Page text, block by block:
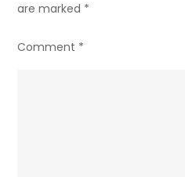
are marked *
Comment *